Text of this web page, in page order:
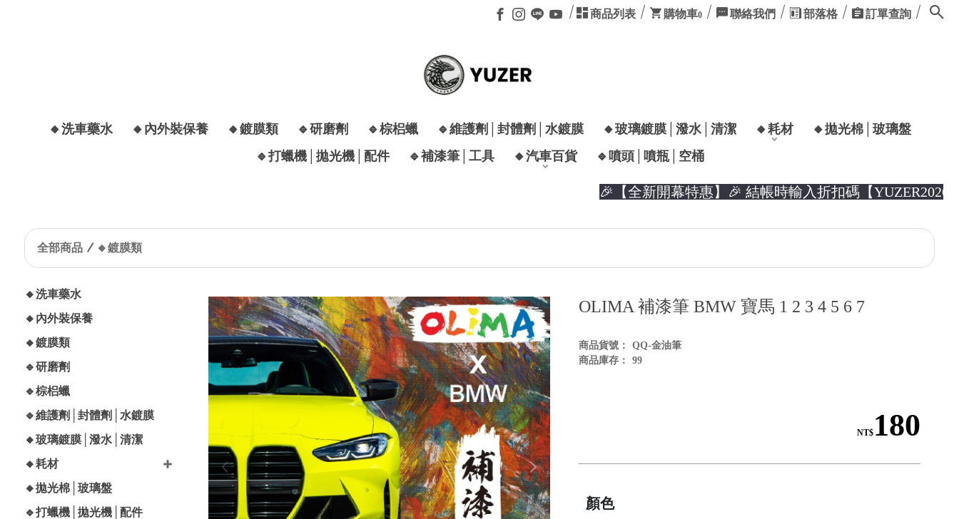
商品列表 購物車0 聯絡我們 部落格 訂單查詢
🔸洗車藥水 🔸內外裝保養 🔸鍍膜類 🔹研磨劑 🔹棕梠蠟 🔹維護劑│封體劑│水鍍膜 🔸玻璃鍍膜│潑水│清潔 🔸耗材
🔸拋光棉│玻璃盤
🔹打蠟機│拋光機│配件
🔹補漆筆│工具 🔸汽車百貨 🔹噴頭│噴瓶│空桶
🎉【全新開幕特惠】🎉 結帳時輸入折扣碼【YUZER2026】，立
全部商品 🔸鍍膜類
🔸洗車藥水
🔸內外裝保養
🔸鍍膜類
🔹研磨劑
🔹棕梠蠟
🔹維護劑│封體劑│水鍍膜
🔸玻璃鍍膜│潑水│清潔
🔸耗材
🔸拋光棉│玻璃盤
🔹打蠟機│拋光機│配件
OLIMA 補漆筆 BMW 寶馬 1 2 3 4 5 6 7
商品貨號：
QQ-金油筆
商品庫存：
99
NT$ 180
顏色